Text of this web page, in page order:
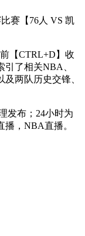
赛【76人 VS 凯
【CTRL+D】收
了相关NBA、
两队历史交锋、
发布；24小时为
，NBA直播。